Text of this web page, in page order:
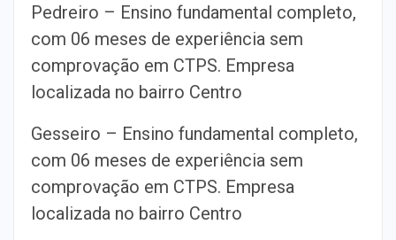
Pedreiro – Ensino fundamental completo,
com 06 meses de experiência sem
comprovação em CTPS. Empresa
localizada no bairro Centro
Gesseiro – Ensino fundamental completo,
com 06 meses de experiência sem
comprovação em CTPS. Empresa
localizada no bairro Centro